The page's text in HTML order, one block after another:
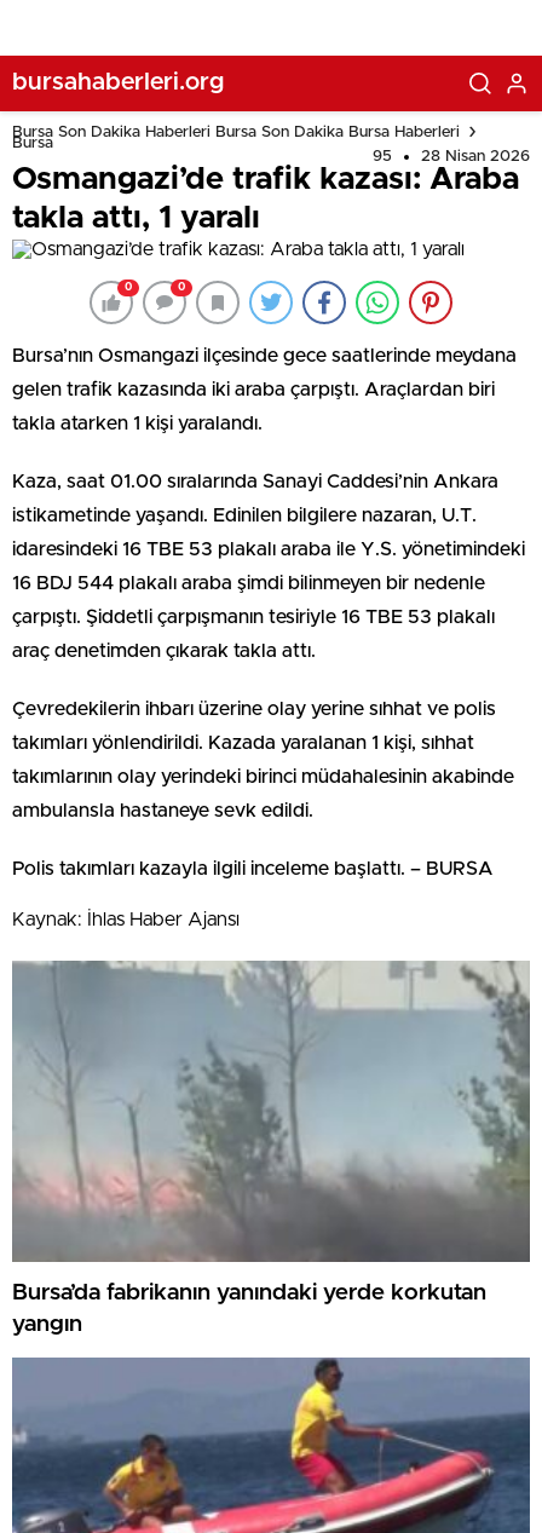
bursahaberleri.org
Bursa Son Dakika Haberleri Bursa Son Dakika Bursa Haberleri
Bursa
95
28 Nisan 2026
Osmangazi’de trafik kazası: Araba
takla attı, 1 yaralı
0 0
Bursa’nın Osmangazi ilçesinde gece saatlerinde meydana
gelen trafik kazasında iki araba çarpıştı. Araçlardan biri
takla atarken 1 kişi yaralandı.
Kaza, saat 01.00 sıralarında Sanayi Caddesi’nin Ankara
istikametinde yaşandı. Edinilen bilgilere nazaran, U.T.
idaresindeki 16 TBE 53 plakalı araba ile Y.S. yönetimindeki
16 BDJ 544 plakalı araba şimdi bilinmeyen bir nedenle
çarpıştı. Şiddetli çarpışmanın tesiriyle 16 TBE 53 plakalı
araç denetimden çıkarak takla attı.
Çevredekilerin ihbarı üzerine olay yerine sıhhat ve polis
takımları yönlendirildi. Kazada yaralanan 1 kişi, sıhhat
takımlarının olay yerindeki birinci müdahalesinin akabinde
ambulansla hastaneye sevk edildi.
Polis takımları kazayla ilgili inceleme başlattı. – BURSA
Kaynak: İhlas Haber Ajansı
Bursa’da fabrikanın yanındaki yerde korkutan
yangın